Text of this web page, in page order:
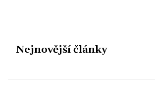
Nejnovější články